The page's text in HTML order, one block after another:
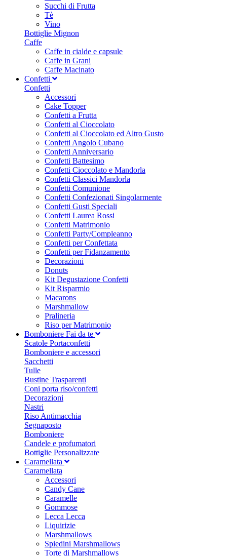
Succhi di Frutta
Tè
Vino
Bottiglie Mignon
Caffe
Caffe in cialde e capsule
Caffe in Grani
Caffe Macinato
Confetti
Confetti
Accessori
Cake Topper
Confetti a Frutta
Confetti al Cioccolato
Confetti al Cioccolato ed Altro Gusto
Confetti Angolo Cubano
Confetti Anniversario
Confetti Battesimo
Confetti Cioccolato e Mandorla
Confetti Classici Mandorla
Confetti Comunione
Confetti Confezionati Singolarmente
Confetti Gusti Speciali
Confetti Laurea Rossi
Confetti Matrimonio
Confetti Party/Compleanno
Confetti per Confettata
Confetti per Fidanzamento
Decorazioni
Donuts
Kit Degustazione Confetti
Kit Risparmio
Macarons
Marshmallow
Pralineria
Riso per Matrimonio
Bomboniere Fai da te
Scatole Portaconfetti
Bomboniere e accessori
Sacchetti
Tulle
Bustine Trasparenti
Coni porta riso/confetti
Decorazioni
Nastri
Riso Antimacchia
Segnaposto
Bomboniere
Candele e profumatori
Bottiglie Personalizzate
Caramellata
Caramellata
Accessori
Candy Cane
Caramelle
Gommose
Lecca Lecca
Liquirizie
Marshmallows
Spiedini Marshmallows
Torte di Marshmallows